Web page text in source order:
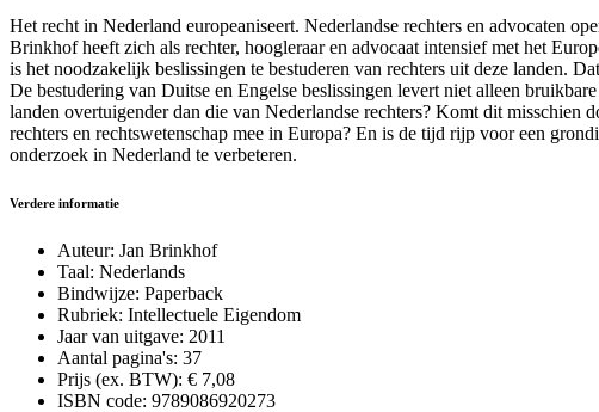
Het recht in Nederland europeaniseert. Nederlandse rechters en advocaten
Brinkhof heeft zich als rechter, hoogleraar en advocaat intensief met het
is het noodzakelijk beslissingen te bestuderen van rechters uit deze landen.
De bestudering van Duitse en Engelse beslissingen levert niet alleen
landen overtuigender dan die van Nederlandse rechters? Komt dit misschien
rechters en rechtswetenschap mee in Europa? En is de tijd rijp voor een
onderzoek in Nederland te verbeteren.
Verdere informatie
Auteur: Jan Brinkhof
Taal: Nederlands
Bindwijze: Paperback
Rubriek: Intellectuele Eigendom
Jaar van uitgave: 2011
Aantal pagina's: 37
Prijs (ex. BTW): € 7,08
ISBN code: 9789086920273